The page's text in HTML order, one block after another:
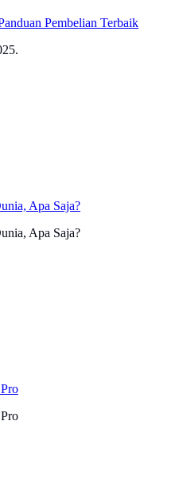
Pembelian Terbaik
Apa Saja?
Apa Saja?